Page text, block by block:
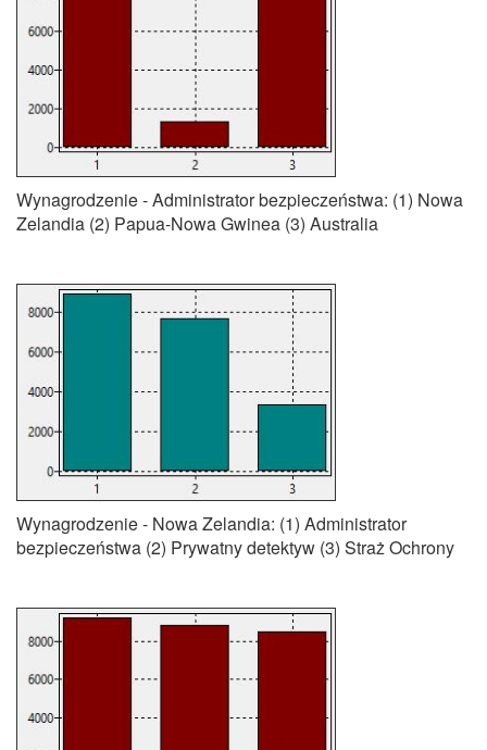
Wynagrodzenie - Administrator bezpieczeństwa: (1) Nowa
Zelandia (2) Papua-Nowa Gwinea (3) Australia
Wynagrodzenie - Nowa Zelandia: (1) Administrator
bezpieczeństwa (2) Prywatny detektyw (3) Straż Ochrony